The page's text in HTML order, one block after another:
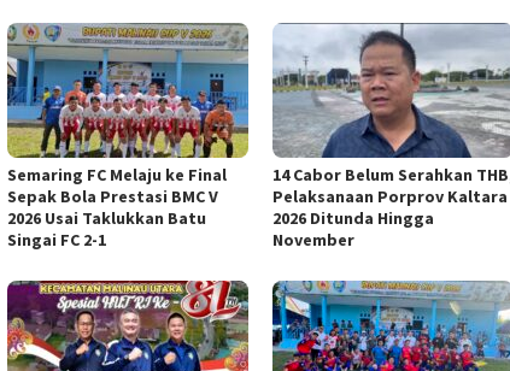
Semaring FC Melaju ke Final
Sepak Bola Prestasi BMC V
2026 Usai Taklukkan Batu
Singai FC 2-1
14 Cabor Belum Serahkan
Pelaksanaan Porprov Kaltara
2026 Ditunda Hingga
November